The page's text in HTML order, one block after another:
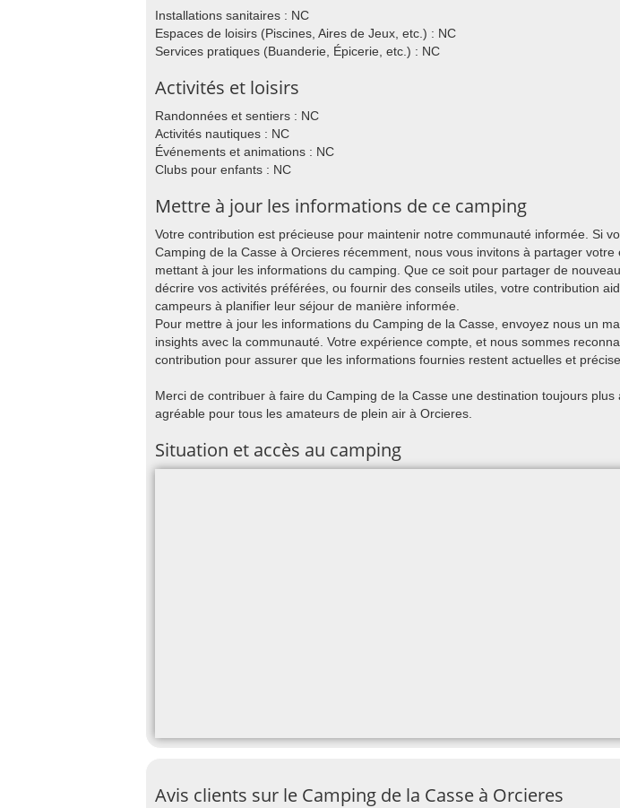
Installations sanitaires : NC
Espaces de loisirs (Piscines, Aires de Jeux, etc.) : NC
Services pratiques (Buanderie, Épicerie, etc.) : NC
Activités et loisirs
Randonnées et sentiers : NC
Activités nautiques : NC
Événements et animations : NC
Clubs pour enfants : NC
Mettre à jour les informations de ce camping
Votre contribution est précieuse pour maintenir notre communauté informée. Si
Camping de la Casse à Orcieres récemment, nous vous invitons à partager votre
mettant à jour les informations du camping. Que ce soit pour partager de
décrire vos activités préférées, ou fournir des conseils utiles, votre contribution
campeurs à planifier leur séjour de manière informée.
Pour mettre à jour les informations du Camping de la Casse, envoyez nous un
insights avec la communauté. Votre expérience compte, et nous sommes
contribution pour assurer que les informations fournies restent actuelles et
Merci de contribuer à faire du Camping de la Casse une destination toujours plus
agréable pour tous les amateurs de plein air à Orcieres.
Situation et accès au camping
Avis clients sur le Camping de la Casse à Orcieres